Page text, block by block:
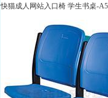
快猫成人网站入口椅 学生书桌-